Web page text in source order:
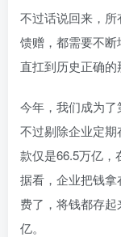
不过话说回来，
馈赠，都需要不
直扛到历史正确的
今年，我们成为了
不过剔除企业定
款仅是66.5万亿，
据看，企业把钱
费了，将钱都存
亿。